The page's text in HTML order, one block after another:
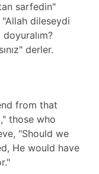
sarfedin"
dileseydi
derler.
from that
those who
"Should we
He would have